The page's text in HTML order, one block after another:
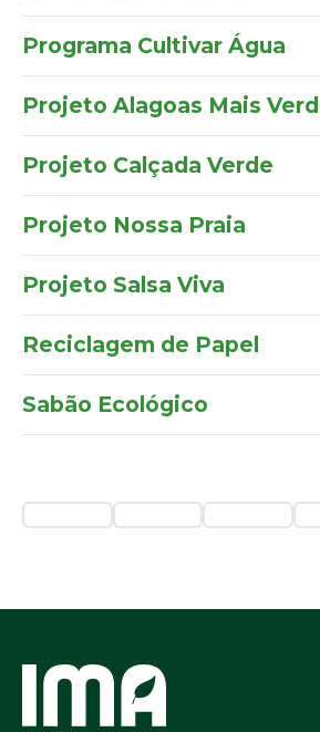
Programa Cultivar Água
Projeto Alagoas Mais
Projeto Calçada Verde
Projeto Nossa Praia
Projeto Salsa Viva
Reciclagem de Papel
Sabão Ecológico